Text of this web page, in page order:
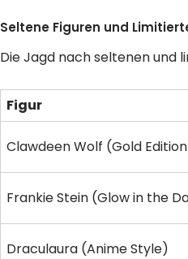
Seltene Figuren und
Die Jagd nach seltenen und
Figur
Clawdeen Wolf (Gold
Frankie Stein (Glow in the
Draculaura (Anime Style)